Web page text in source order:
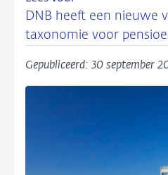
DNB heeft een nieuwe
taxonomie voor
Gepubliceerd: 30 september